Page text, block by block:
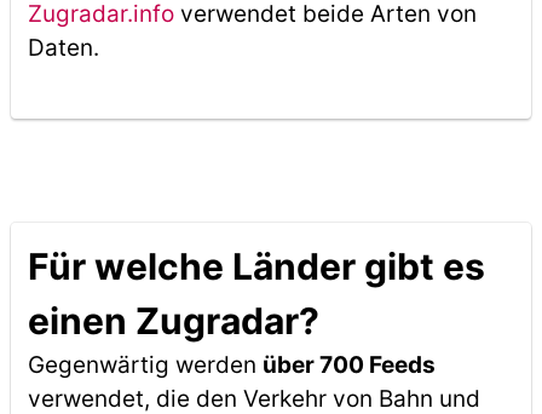
Zugradar.infoverwendet beide Arten von
Daten.
Für welche Länder gibt es
einen Zugradar?
Gegenwärtig werden über 700 Feeds
verwendet, die den Verkehr von Bahn und